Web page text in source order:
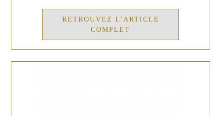
RETROUVEZ L'ARTICLE
COMPLET